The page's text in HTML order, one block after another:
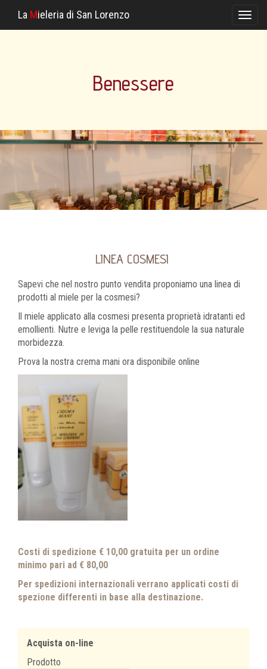
La Mieleria di San Lorenzo
Benessere
LINEA COSMESI
Sapevi che nel nostro punto vendita proponiamo una linea di
prodotti al miele per la cosmesi?
Il miele applicato alla cosmesi presenta proprietà idratanti ed
emollienti. Nutre e leviga la pelle restituendole la sua naturale
morbidezza.
Prova la nostra crema mani ora disponibile online
Costi di spedizione € 10,00 gratuita per un ordine
minimo pari ad € 80,00
Per spedizioni internazionali verrano applicati costi di
spezione differenti in base alla destinazione.
Acquista on-line
Prodotto